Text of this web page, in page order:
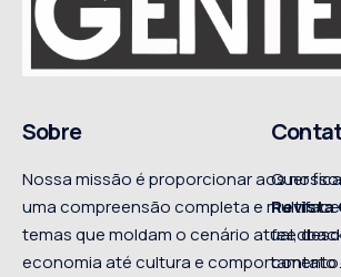
Sobre
Nossa missão é proporcionar aos
uma compreensão completa e
temas que moldam o cenário atual,
economia até cultura e comportamento.
Quer
Revista
contato